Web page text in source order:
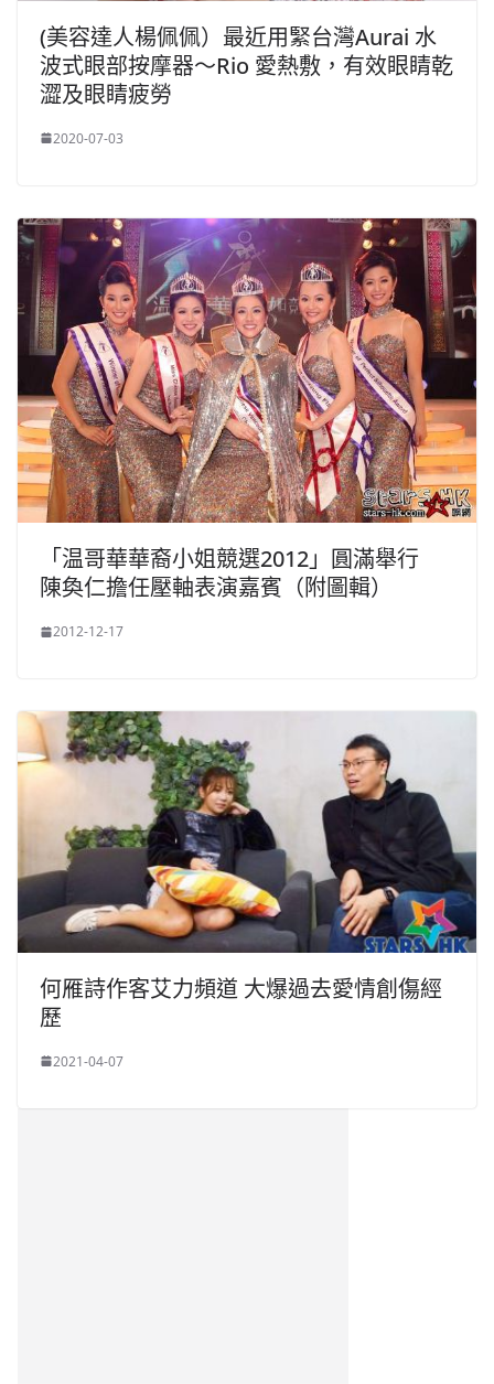
(美容達人楊佩佩）最近用緊台灣Aurai 水
波式眼部按摩器～Rio 愛熱敷，有效眼睛乾
澀及眼睛疲勞
2020-07-03
「温哥華華裔小姐競選2012」圓滿舉行
陳奐仁擔任壓軸表演嘉賓（附圖輯）
2012-12-17
何雁詩作客艾力頻道 大爆過去愛情創傷經
歷
2021-04-07